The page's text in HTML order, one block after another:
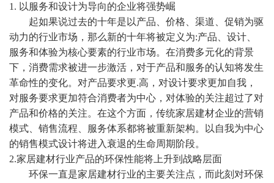
1. 以服务和设计为导向的企业将强势崛
起如果说过去的十年是以产品、价格、渠道、促销为驱
动力的行业市场，那么新的十年将被定义为:产品、设计、
服务和体验为核心要素的行业市场。在消费多元化的背景
下，消费需求被进一步激活，对于产品和服务的认知将发生
革命性的变化。对产品要求更.高，对设计要求更加自我，
对服务要求更加符合消费者为中心，对体验的关注超过了对
产品和价格的关注。在这个方面，传统家居建材企业的营销
模式、销售流程、服务体系都将被重新架构。以自我为中心
的销售模式设计将进入衰退的生命周期阶段。
2.家居建材行业产品的环保性能将上升到战略层面
环保一直是家居建材行业的主要关注点，而此刻对环保